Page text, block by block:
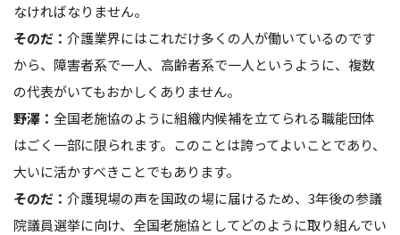
なければなりません。
そのだ： 介護業界にはこれだけ多くの人が働いているのです
から、障害者系で一人、高齢者系で一人というように、複数
の代表がいてもおかしくありません。
野澤： 全国老施協のように組織内候補を立てられる職能団体
はごく一部に限られます。このことは誇ってよいことであり、
大いに活かすべきことでもあります。
そのだ： 介護現場の声を国政の場に届けるため、3年後の参議
院議員選挙に向け、全国老施協としてどのように取り組んでい